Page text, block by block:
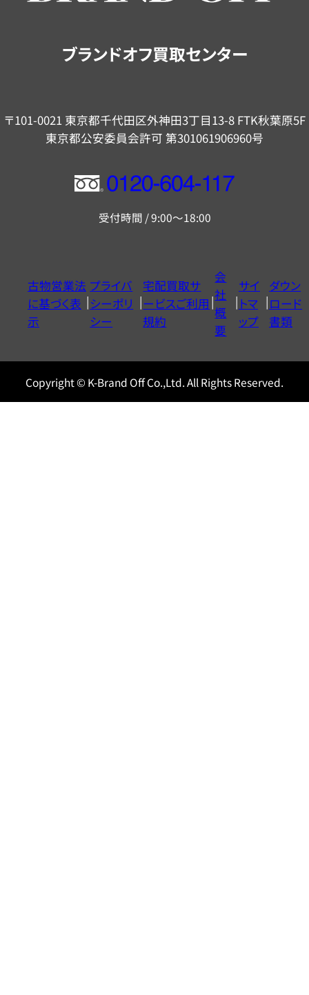
ブランドオフ買取センター
〒101-0021 東京都千代田区外神田3丁目13-8 FTK秋葉原5F
東京都公安委員会許可 第301061906960号
フ
ー
ヤ
ル
0120604117
受付時間 / 9:00～18:00
古物営業法
に基づく表
示
プライバ
シーポリ
シー
宅配買取サ
ービスご利用
規約
会
社
概
要
サイ
トマ
ップ
ダウン
ロード
書類
Copyright © K-Brand Off Co.,Ltd. All Rights Reserved.